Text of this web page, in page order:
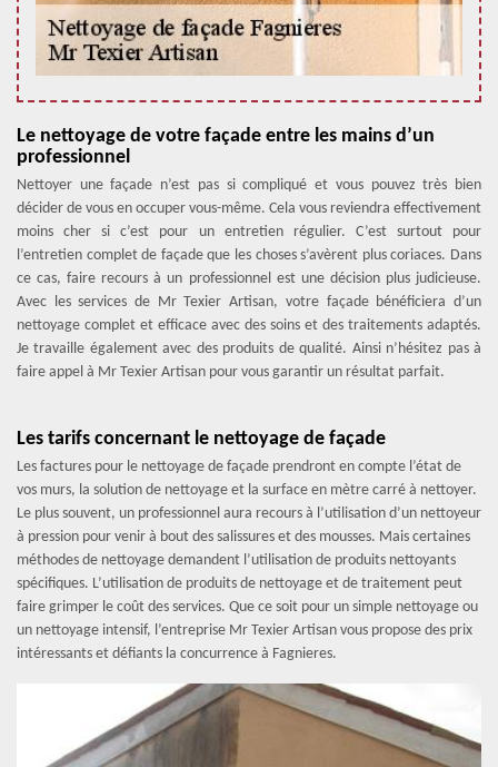
Le nettoyage de votre façade entre les mains d’un
professionnel
Nettoyer une façade n’est pas si compliqué et vous pouvez très bien
décider de vous en occuper vous-même. Cela vous reviendra effectivement
moins cher si c’est pour un entretien régulier. C’est surtout pour
l’entretien complet de façade que les choses s’avèrent plus coriaces. Dans
ce cas, faire recours à un professionnel est une décision plus judicieuse.
Avec les services de Mr Texier Artisan, votre façade bénéficiera d’un
nettoyage complet et efficace avec des soins et des traitements adaptés.
Je travaille également avec des produits de qualité. Ainsi n’hésitez pas à
faire appel à Mr Texier Artisan pour vous garantir un résultat parfait.
Les tarifs concernant le nettoyage de façade
Les factures pour le nettoyage de façade prendront en compte l’état de
vos murs, la solution de nettoyage et la surface en mètre carré à nettoyer.
Le plus souvent, un professionnel aura recours à l’utilisation d’un nettoyeur
à pression pour venir à bout des salissures et des mousses. Mais certaines
méthodes de nettoyage demandent l’utilisation de produits nettoyants
spécifiques. L’utilisation de produits de nettoyage et de traitement peut
faire grimper le coût des services. Que ce soit pour un simple nettoyage ou
un nettoyage intensif, l’entreprise Mr Texier Artisan vous propose des prix
intéressants et défiants la concurrence à Fagnieres.